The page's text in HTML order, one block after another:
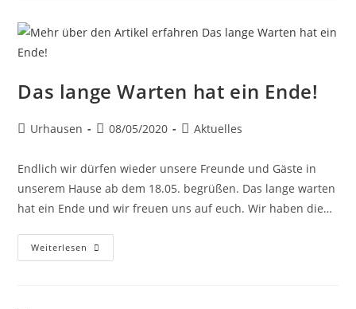
Das lange Warten hat ein Ende!
Urhausen 08/05/2020 Aktuelles
Endlich wir dürfen wieder unsere Freunde und Gäste in
unserem Hause ab dem 18.05. begrüßen. Das lange warten
hat ein Ende und wir freuen uns auf euch. Wir haben die…
Weiterlesen